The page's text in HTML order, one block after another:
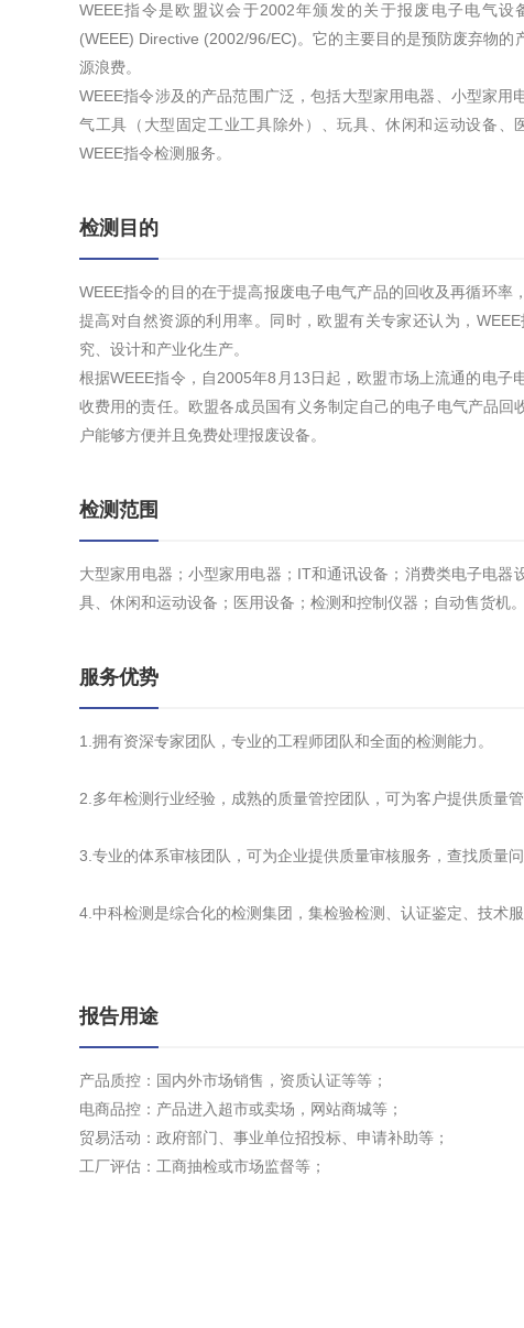
WEEE指令是欧盟议会于2002年颁发的关于报废电子电气设
(WEEE) Directive (2002/96/EC)。它的主要目的是预防废弃物
源浪费。
WEEE指令涉及的产品范围广泛，包括大型家用电器、小型家
气工具（大型固定工业工具除外）、玩具、休闲和运动设备
WEEE指令检测服务。
检测目的
WEEE指令的目的在于提高报废电子电气产品的回收及再循环率
提高对自然资源的利用率。同时，欧盟有关专家还认为，
究、设计和产业化生产。
根据WEEE指令，自2005年8月13日起，欧盟市场上流通的电
收费用的责任。欧盟各成员国有义务制定自己的电子电气产品
户能够方便并且免费处理报废设备。
检测范围
大型家用电器；小型家用电器；IT和通讯设备；消费类电子电
具、休闲和运动设备；医用设备；检测和控制仪器；自动售货机。
服务优势
1.拥有资深专家团队，专业的工程师团队和全面的检测能力。
2.多年检测行业经验，成熟的质量管控团队，可为客户提供质量管
3.专业的体系审核团队，可为企业提供质量审核服务，查找质量问
4.中科检测是综合化的检测集团，集检验检测、认证鉴定、技术
报告用途
产品质控：国内外市场销售，资质认证等等；
电商品控：产品进入超市或卖场，网站商城等；
贸易活动：政府部门、事业单位招投标、申请补助等；
工厂评估：工商抽检或市场监督等；